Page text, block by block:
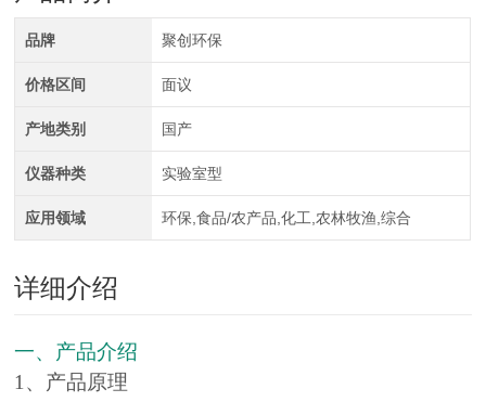
品牌 聚创环保
价格区间 面议
产地类别 国产
仪器种类 实验室型
应用领域 环保,食品/农产品,化工,农林牧渔,综合
详细介绍
一、产品介绍
1、产品原理